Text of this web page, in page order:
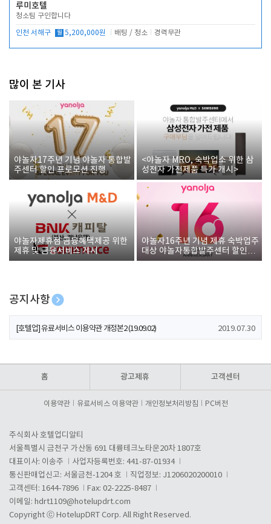
루미호텔
청소팀 구인합니다
인천 서해구 월 5,200,000원 배팅 / 청소 경력무관
많이 본 기사
야놀자17주년 기념 야놀자 통합발
주센터 할인 프로모션 진행
<야놀자 MRO, 숙박업소 위한 삼
성전자 가전제품 특가 개시>
야놀자제휴점 금융혜택제공 위한
제휴 및 금융서비스 게시
야놀자16주년 기념 제휴 숙박업주
대상 야놀자통합발주센터 할인쿠
폰 증정
공지사항
[호텔업] 개인정보 처리방침 개정본1 (19.09.02)
[호텔업] 유료서비스 이용약관 개정본2 (19.09.02) 2019.07.30
홈 광고제휴 고객센터
이용약관 유료서비스 이용약관 개인정보처리방침 PC버전
주식회사 호텔업디알티
서울특별시 금천구 가산동 691 대륭테크노타운20차 1807호
대표이사: 이송주
사업자등록번호: 441-87-01934
통신판매업신고: 서울금천-1204 호
직업정보: J1206020200010
고객센터: 1644-7896
Fax: 02-2225-8487
이메일: hdrt1109@hotelupdrt.com
Copyright ⓒ HotelupDRT Corp. All Right Reserved.